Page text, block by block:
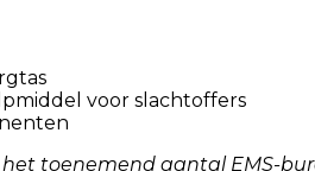
voor slachtoffers
toenemend aantal EMS-